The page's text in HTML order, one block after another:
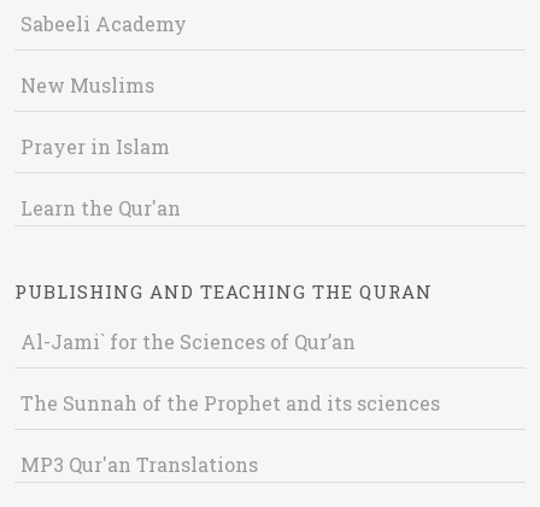
Sabeeli Academy
New Muslims
Prayer in Islam
Learn the Qur'an
PUBLISHING AND TEACHING THE QURAN
Al-Jami` for the Sciences of Qur’an
The Sunnah of the Prophet and its sciences
MP3 Qur'an Translations